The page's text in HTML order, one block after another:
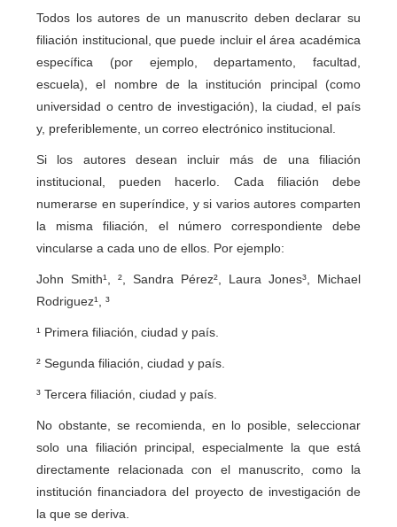
Todos los autores de un manuscrito deben declarar su
filiación institucional, que puede incluir el área académica
específica (por ejemplo, departamento, facultad,
escuela), el nombre de la institución principal (como
universidad o centro de investigación), la ciudad, el país
y, preferiblemente, un correo electrónico institucional.
Si los autores desean incluir más de una filiación
institucional, pueden hacerlo. Cada filiación debe
numerarse en superíndice, y si varios autores comparten
la misma filiación, el número correspondiente debe
vincularse a cada uno de ellos. Por ejemplo:
John Smith¹, ², Sandra Pérez², Laura Jones³, Michael
Rodriguez¹, ³
¹ Primera filiación, ciudad y país.
² Segunda filiación, ciudad y país.
³ Tercera filiación, ciudad y país.
No obstante, se recomienda, en lo posible, seleccionar
solo una filiación principal, especialmente la que está
directamente relacionada con el manuscrito, como la
institución financiadora del proyecto de investigación de
la que se deriva.